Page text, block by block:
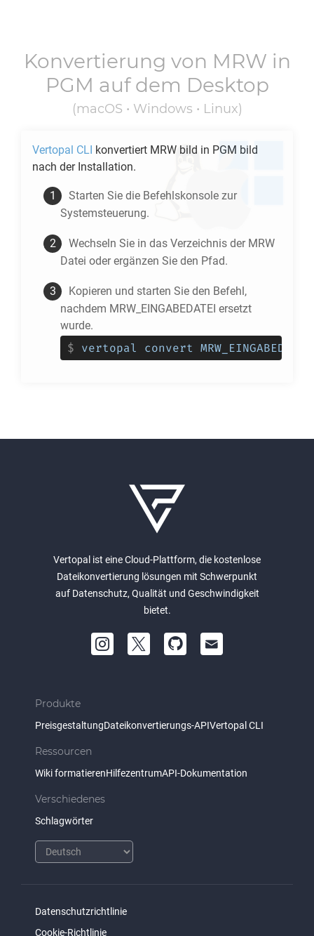
Konvertierung von MRW in
PGM auf dem Desktop
(macOS • Windows • Linux)
Vertopal CLI konvertiert MRW bild in PGM bild
nach der Installation.
Starten Sie die Befehlskonsole zur
Systemsteuerung.
Wechseln Sie in das Verzeichnis der MRW
Datei oder ergänzen Sie den Pfad.
Kopieren und starten Sie den Befehl,
nachdem MRW_EINGABEDATEI ersetzt
wurde.
$ vertopal convert
Vertopal ist eine Cloud-Plattform, die kostenlose
Dateikonvertierung lösungen mit Schwerpunkt
auf Datenschutz, Qualität und Geschwindigkeit
bietet.
Produkte
PreisgestaltungDateikonvertierungs-APIVertopal CLI
Ressourcen
Wiki formatierenHilfezentrumAPI-Dokumentation
Verschiedenes
Schlagwörter
Datenschutzrichtlinie
Cookie-Richtlinie